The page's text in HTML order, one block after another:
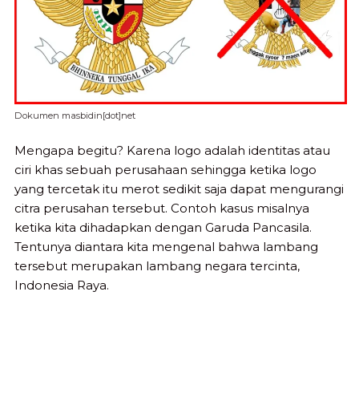
Dokumen masbidin[dot]net
Mengapa begitu? Karena logo adalah identitas atau
ciri khas sebuah perusahaan sehingga ketika logo
yang tercetak itu merot sedikit saja dapat mengurangi
citra perusahan tersebut. Contoh kasus misalnya
ketika kita dihadapkan dengan Garuda Pancasila.
Tentunya diantara kita mengenal bahwa lambang
tersebut merupakan lambang negara tercinta,
Indonesia Raya.